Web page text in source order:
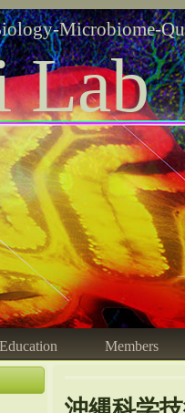
Microbiome-
Lab
Education Members